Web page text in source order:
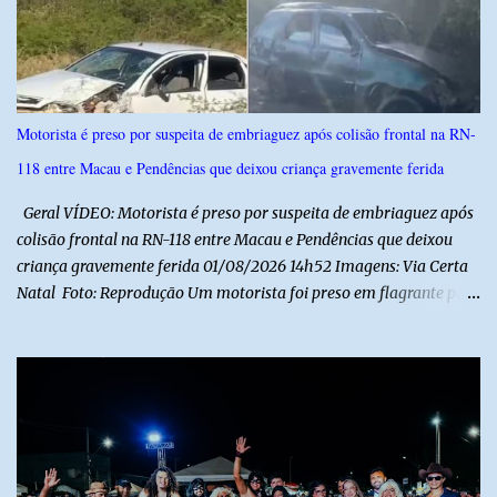
o
s
Motorista é preso por suspeita de embriaguez após colisão frontal na RN-
118 entre Macau e Pendências que deixou criança gravemente ferida
Geral VÍDEO: Motorista é preso por suspeita de embriaguez após
colisão frontal na RN-118 entre Macau e Pendências que deixou
criança gravemente ferida 01/08/2026 14h52 Imagens: Via Certa
Natal Foto: Reprodução Um motorista foi preso em flagrante por
Um dos condutores apresentava sinais de embriaguez, foi levado
ao Hospital Regional Tarcísio Maia, em Mossoró, e autuado em
flagrante. O exame pericial para confirmar a presença de álcool no